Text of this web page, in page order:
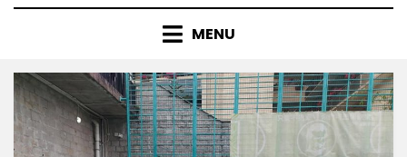
MENU